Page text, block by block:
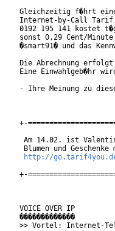
Gleichzeitig f�hrt eine
Internet-by-Call Tarif
0192 195 141 kostet
sonst 0,29 Cent/
�smart91� und das
Die Abrechnung
Eine Einwahlgeb�hr
- Ihre Meinung zu
+-
Am 14.02. ist
Blumen und
http://
+-
VOICE OVER IP
�������������
>> Vortel: Internet-